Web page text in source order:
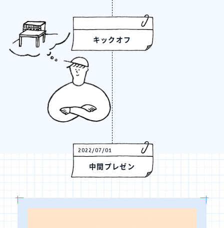
キックオフ
2022/07/01
中間プレゼン